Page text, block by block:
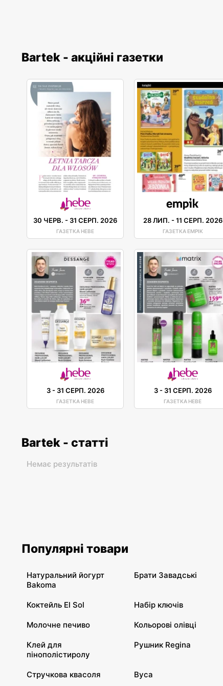
Bartek - акційні газетки
30 ЧЕРВ. - 31 СЕРП. 2026
ГАЗЕТКА HEBE
28 ЛИП. -11 СЕРП. 2026
ГАЗЕТКА EMPIK
3- 31 СЕРП. 2026
ГАЗЕТКА HEBE
3- 31 СЕРП. 2026
ГАЗЕТКА HEBE
Bartek - статті
Немає результатів
Популярні товари
Натуральний йогурт
Bakoma
Брати Завадські
Коктейль El Sol Набір ключів
Молочне печиво Кольорові олівці
Клей для
пінополістиролу
Рушник Regina
Стручкова квасоля Вуса